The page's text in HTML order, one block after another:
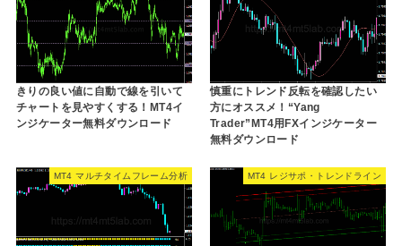
きりの良い値に自動で線を引いて
チャートを見やすくする！MT4イ
ンジケーター無料ダウンロード
慎重にトレンド反転を確認したい
方にオススメ！“Yang
Trader”MT4用FXインジケーター
無料ダウンロード
MT4 マルチタイムフレーム分析 MT4 レジサポ・トレンドライン